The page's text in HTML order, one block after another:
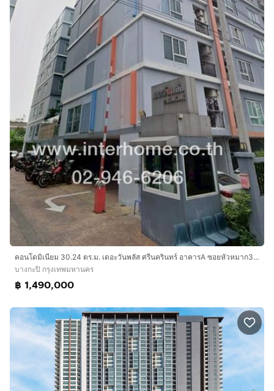
คอนโดมิเนียม 30.24 ตร.ม. เดอะวันพลัส ศรีนครินทร์ อาคารA ซอยหัวหมาก3 ถนนศรีนครินทร์ ถนนรามคำแหง เขตบางกะปิ กรุงเทพมหานคร
บางกะปิ กรุงเทพมหานคร
฿ 1,490,000